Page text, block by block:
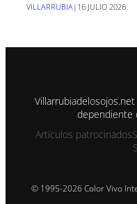
VILLARRUBIA | 16 JULIO 2026
dependiente
Artículos patrocinados
© 1995-2026 Color Vivo